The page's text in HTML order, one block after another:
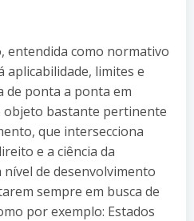
entendida como normativo
aplicabilidade, limites e
de ponta a ponta em
objeto bastante pertinente
que intersecciona
e a ciência da
nível de desenvolvimento
sempre em busca de
por exemplo: Estados